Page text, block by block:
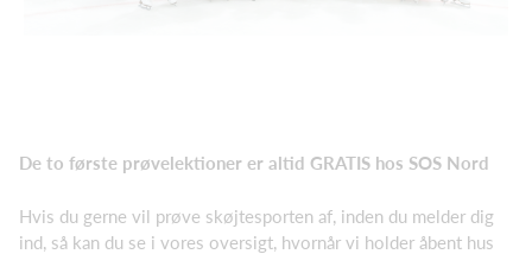
De to første prøvelektioner er altid GRATIS hos SOS Nord
Hvis du gerne vil prøve skøjtesporten af, inden du melder dig
ind, så kan du se i vores oversigt, hvornår vi holder åbent hus